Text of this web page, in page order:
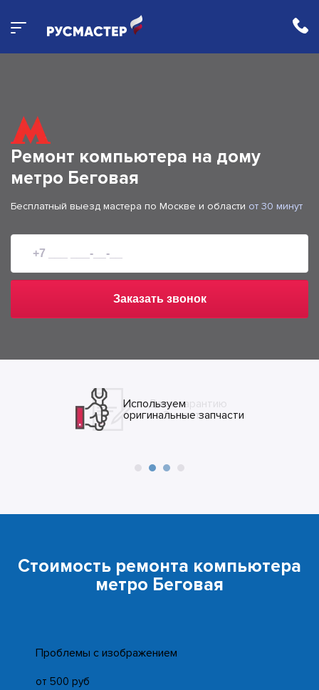
Ремонт компьютера на дому
метро Беговая
Бесплатный выезд мастера по Москве и области от 30 минут
Заказать звонок
Даем гарантию
от 2-х лет
Стоимость ремонта компьютера
метро Беговая
Проблемы с изображением
от 500 руб